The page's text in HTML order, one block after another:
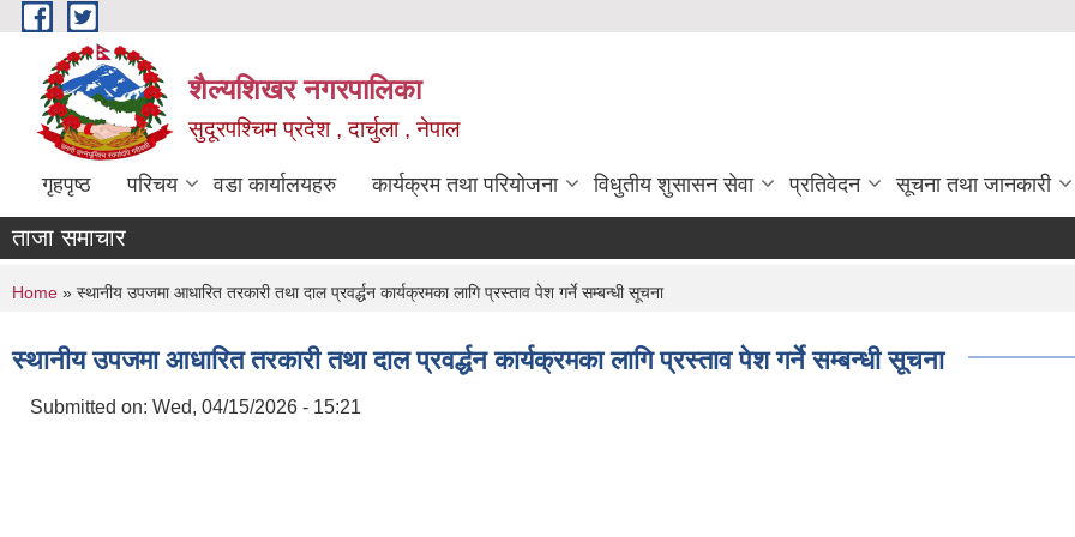
Skip to main content
शैल्यशिखर नगरपालिका
सुदूरपश्चिम प्रदेश , दार्चुला , नेपाल
गृहपृष्ठ परिचय वडा कार्यालयहरु कार्यक्रम तथा परियोजना विधुतीय शुसासन सेवा प्रतिवेदन सूचना तथा जानकारी
ताजा समाचार
You are here
Home » स्थानीय उपजमा आधारित तरकारी तथा दाल प्रवर्द्धन कार्यक्रमका लागि प्रस्ताव पेश गर्ने सम्बन्धी सूचना
स्थानीय उपजमा आधारित तरकारी तथा दाल प्रवर्द्धन कार्यक्रमका लागि प्रस्ताव पेश गर्ने सम्बन्धी सूचना
Submitted on: Wed, 04/15/2026 - 15:21